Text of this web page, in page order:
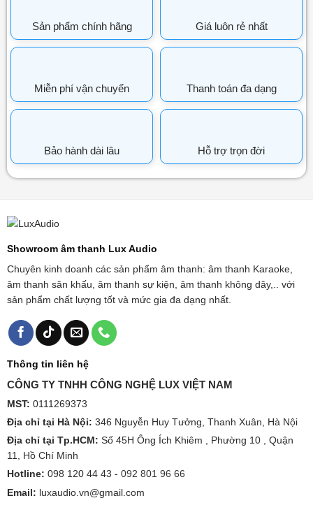
Sản phẩm chính hãng Giá luôn rẻ nhất
Miễn phí vận chuyển Thanh toán đa dạng
Bảo hành dài lâu Hỗ trợ trọn đời
Showroom âm thanh Lux Audio
Chuyên kinh doanh các sản phẩm âm thanh: âm thanh Karaoke,
âm thanh sân khấu, âm thanh sự kiện, âm thanh không dây,.. với
sản phẩm chất lượng tốt và mức gia đa dạng nhất.
Thông tin liên hệ
CÔNG TY TNHH CÔNG NGHỆ LUX VIỆT NAM
MST: 0111269373
Địa chỉ tại Hà Nội: 346 Nguyễn Huy Tưởng, Thanh Xuân, Hà Nội
Địa chỉ tại Tp.HCM: Số 45H Ông Ích Khiêm , Phường 10 , Quận
11, Hồ Chí Minh
Hotline: 098 120 44 43 - 092 801 96 66
Email: luxaudio.vn@gmail.com